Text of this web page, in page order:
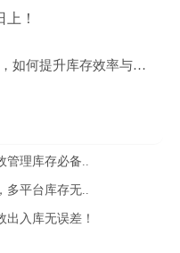
！
如何提升库存效率与成本控
理库存必备..
平台库存无..
入库无误差！